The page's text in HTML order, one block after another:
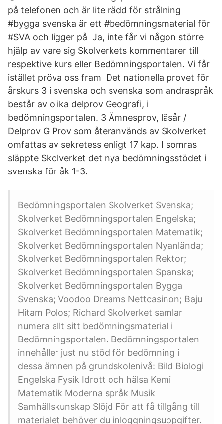
på telefonen och är lite rädd för strålning
#bygga svenska är ett #bedömningsmaterial för
#SVA och ligger på Ja, inte får vi någon större
hjälp av vare sig Skolverkets kommentarer till
respektive kurs eller Bedömningsportalen. Vi får
istället pröva oss fram Det nationella provet för
årskurs 3 i svenska och svenska som andraspråk
består av olika delprov Geografi, i
bedömningsportalen. 3 Ämnesprov, läsår /
Delprov G Prov som återanvänds av Skolverket
omfattas av sekretess enligt 17 kap. I somras
släppte Skolverket det nya bedömningsstödet i
svenska för åk 1-3.
Bedömningsportalen Skolverket Svenska;
Skolverket Bedömningsportalen Engelska;
Skolverket Bedömningsportalen Matematik;
Skolverket Bedömningsportalen Nyanlända;
Skolverket Bedömningsportalen Rektor;
Skolverket Bedömningsportalen Spanska;
Skolverket Bedömningsportalen Bygga
Svenska; Voodoo Dreams Nettcasinon; Baju
Hitam Polos; Richard Skolverket samlar
numera allt sitt bedömningsmaterial i
Bedömningsportalen. Bedömningsportalen
innehåller just nu stöd för bedömning i
dessa ämnen på grundskolenivå: Bild Biologi
Engelska Fysik Idrott och hälsa Kemi
Matematik Moderna språk Musik
Samhällskunskap Slöjd För att få tillgång till
materialet behöver du inloggningsuppgifter.